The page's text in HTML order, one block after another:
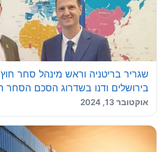
שגריר בריטניה וראש מינהל סחר
בירושלים ודנו בשדרוג הסכם הסחר
אוקטובר 13, 2024